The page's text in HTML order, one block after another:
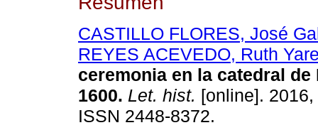
CASTILLO FLORES, José
REYES ACEVEDO, Ruth
ceremonia en la catedral de
1600. Let. hist. [online].
ISSN 2448-8372.